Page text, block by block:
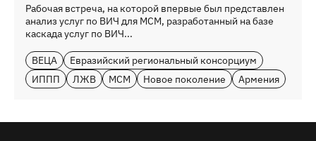
Рабочая встреча, на которой впервые был представлен
анализ услуг по ВИЧ для МСМ, разработанный на базе
каскада услуг по ВИЧ...
ВЕЦА
Евразийский региональный консорциум
ИППП
ЛЖВ МСМ Новое поколение Армения